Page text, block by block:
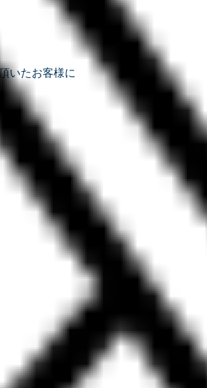
いたお客様に